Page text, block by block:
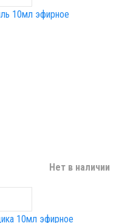
Нет в наличии